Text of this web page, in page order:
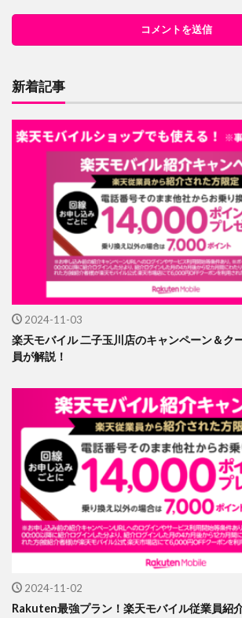
新着記事
2024-11-03
楽天モバイル 二子玉川店のキャンペーン＆ク
員が解説！
2024-11-02
Rakuten最強プラン！楽天モバイル従業員紹